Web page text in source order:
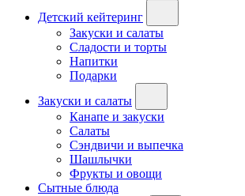
Детский кейтеринг
Закуски и салаты
Сладости и торты
Напитки
Подарки
Закуски и салаты
Канапе и закуски
Салаты
Сэндвичи и выпечка
Шашлычки
Фрукты и овощи
Сытные блюда